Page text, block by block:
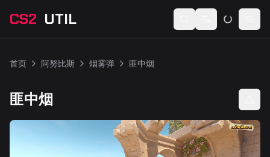
CS2 UTIL Switch language
首页 阿努比斯 烟雾弹 匪中烟
匪中烟